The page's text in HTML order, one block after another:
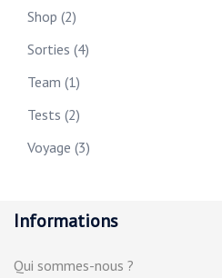
Shop (2)
Sorties (4)
Team (1)
Tests (2)
Voyage (3)
Informations
Qui sommes-nous ?